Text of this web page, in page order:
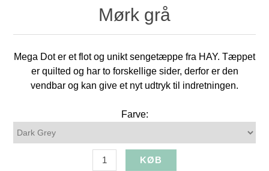
Mørk grå
Mega Dot er et flot og unikt sengetæppe fra HAY. Tæppet
er quilted og har to forskellige sider, derfor er den
vendbar og kan give et nyt udtryk til indretningen.
Farve: